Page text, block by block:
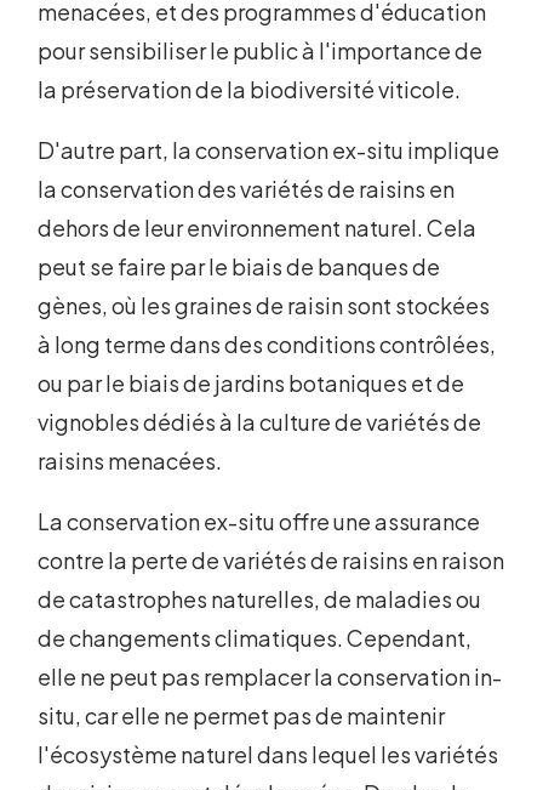
menacées, et des programmes d'éducation
pour sensibiliser le public à l'importance de
la préservation de la biodiversité viticole.
D'autre part, la conservation ex-situ implique
la conservation des variétés de raisins en
dehors de leur environnement naturel. Cela
peut se faire par le biais de banques de
gènes, où les graines de raisin sont stockées
à long terme dans des conditions contrôlées,
ou par le biais de jardins botaniques et de
vignobles dédiés à la culture de variétés de
raisins menacées.
La conservation ex-situ offre une assurance
contre la perte de variétés de raisins en raison
de catastrophes naturelles, de maladies ou
de changements climatiques. Cependant,
elle ne peut pas remplacer la conservation in-
situ, car elle ne permet pas de maintenir
l'écosystème naturel dans lequel les variétés